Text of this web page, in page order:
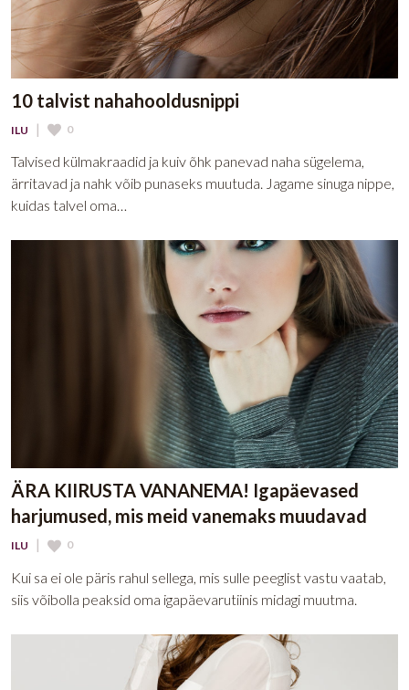
10 talvist nahahooldusnippi
ILU | 0
Talvised külmakraadid ja kuiv õhk panevad naha sügelema,
ärritavad ja nahk võib punaseks muutuda. Jagame sinuga nippe,
kuidas talvel oma…
ÄRA KIIRUSTA VANANEMA! Igapäevased
harjumused, mis meid vanemaks muudavad
ILU | 0
Kui sa ei ole päris rahul sellega, mis sulle peeglist vastu vaatab,
siis võibolla peaksid oma igapäevarutiinis midagi muutma.